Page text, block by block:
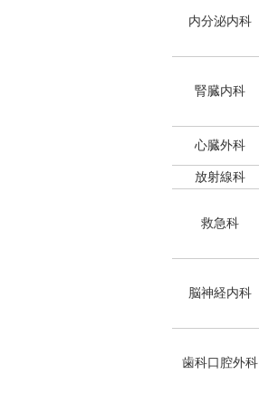
内分泌内科
腎臓内科
心臓外科
放射線科
救急科
脳神経内科
歯科口腔外科